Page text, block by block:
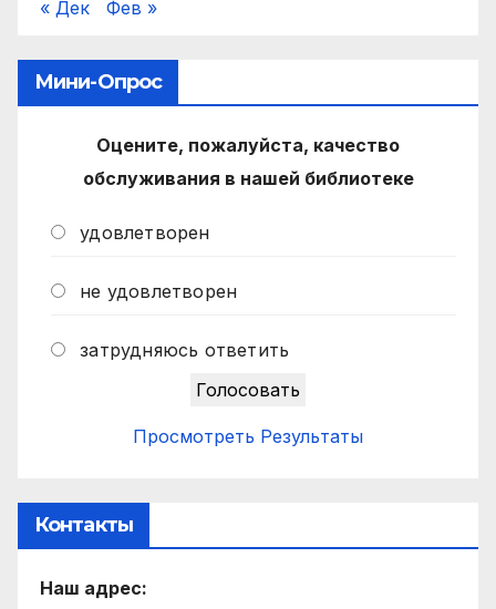
« Дек Фев »
Мини-Опрос
Оцените, пожалуйста, качество
обслуживания в нашей библиотеке
удовлетворен
не удовлетворен
затрудняюсь ответить
Просмотреть Результаты
Контакты
Наш адрес: